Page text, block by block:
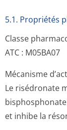
5.1. Propriétés
Classe
ATC : M05BA07
Mécanisme
Le risédronate
et inhibe la